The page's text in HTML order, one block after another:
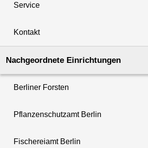
Service
Kontakt
Nachgeordnete Einrichtungen
Berliner Forsten
Pflanzenschutzamt Berlin
Fischereiamt Berlin